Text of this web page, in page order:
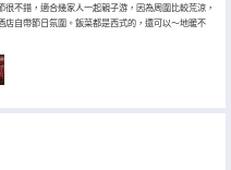
不錯，適合幾家人一起親子游，因為周圍比較荒涼，
店自帶節日氛圍。飯菜都是西式的，還可以～地暖不